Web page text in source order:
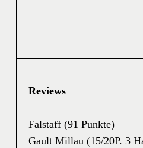
Reviews
Falstaff (91 Punkte)
Gault Millau (15/20P. 3